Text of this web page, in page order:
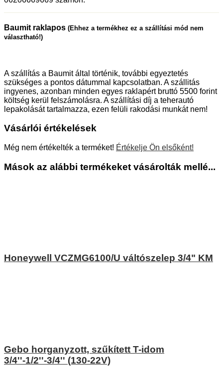
Baumit raklapos (Ehhez a termékhez ez a szállítási mód nem
választható!)
A szállítás a Baumit által történik, további egyeztetés
szükséges a pontos dátummal kapcsolatban. A szállitás
ingyenes, azonban minden egyes raklapért bruttó 5500 forint
költség kerül felszámolásra. A szállítási díj a teherautó
lepakolását tartalmazza, ezen felüli rakodási munkát nem!
Vásárlói értékelések
Még nem értékelték a terméket! Értékelje Ön elsőként!
Mások az alábbi termékeket vásárolták mellé...
Honeywell VCZMG6100/U váltószelep 3/4" KM
Gebo horganyzott, szűkített T-idom
3/4''-1/2''-3/4'' (130-22V)